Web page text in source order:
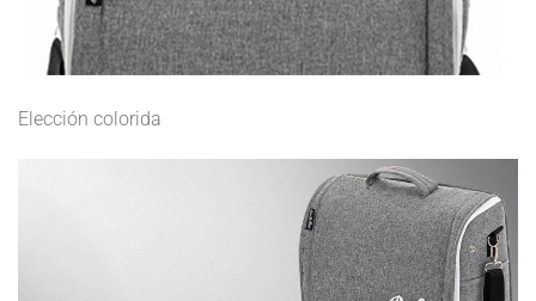
Elección colorida